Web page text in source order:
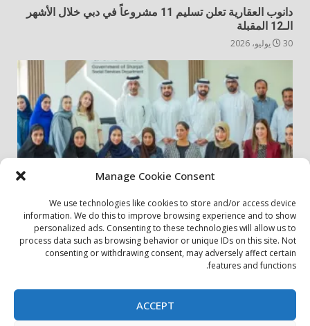
Manage Cookie Consent
We use technologies like cookies to store and/or access device
information. We do this to improve browsing experience and to show
personalized ads. Consenting to these technologies will allow us to
process data such as browsing behavior or unique IDs on this site. Not
consenting or withdrawing consent, may adversely affect certain
features and functions.
ACCEPT
دانوب العقارية تعلن تسليم 11 مشروعاً في دبي خلال الأشهر
الـ12 المقبلة
30 يوليو، 2026
أخبار المجتمع مجتمعي
الشارقة لإدارة الأصول تنظم زيارة إلى دار رعاية المسنين
24 يوليو، 2026
بيان الخصوصية سياسة ملفات تعريف الارتباط
اتصل بنا
حول الموقع